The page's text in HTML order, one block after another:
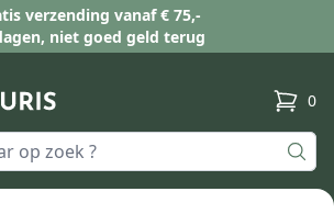
verzending vanaf € 75,-
niet goed geld terug
0